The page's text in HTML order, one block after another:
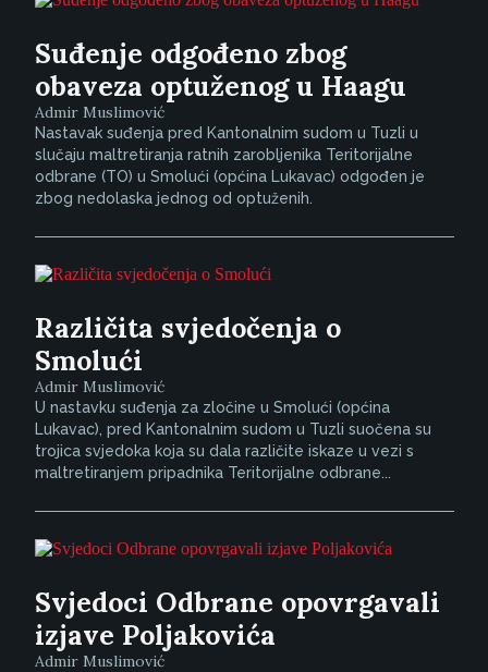
Suđenje odgođeno zbog
obaveza optuženog u Haagu
Admir Muslimović
Nastavak suđenja pred Kantonalnim sudom u Tuzli u
slučaju maltretiranja ratnih zarobljenika Teritorijalne
odbrane (TO) u Smolući (općina Lukavac) odgođen je
zbog nedolaska jednog od optuženih.
Različita svjedočenja o
Smolući
Admir Muslimović
U nastavku suđenja za zločine u Smolući (općina
Lukavac), pred Kantonalnim sudom u Tuzli suočena su
trojica svjedoka koja su dala različite iskaze u vezi s
maltretiranjem pripadnika Teritorijalne odbrane...
Svjedoci Odbrane opovrgavali
izjave Poljakovića
Admir Muslimović